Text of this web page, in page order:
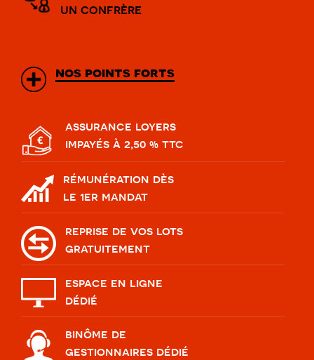
un confrère
nos points forts
assurance loyers
impayés à 2,50 % ttc
rémunération dès
le 1er mandat
reprise de vos lots
gratuitement
espace en ligne
dédié
binôme de
gestionnaires dédié